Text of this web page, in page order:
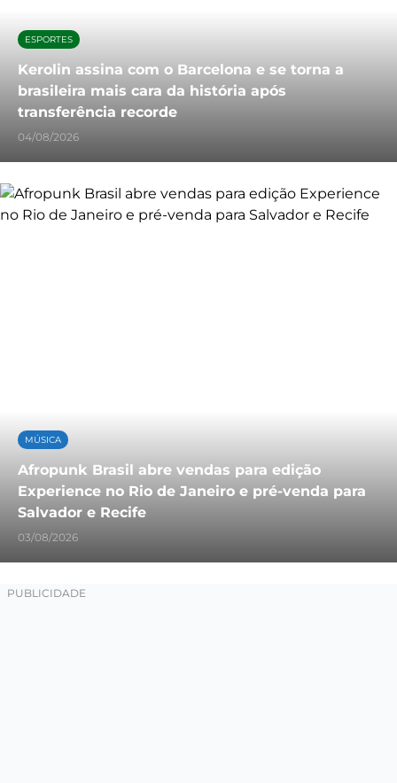
ESPORTES
Kerolin assina com o Barcelona e se torna a
brasileira mais cara da história após
transferência recorde
04/08/2026
MÚSICA
Afropunk Brasil abre vendas para edição
Experience no Rio de Janeiro e pré-venda para
Salvador e Recife
03/08/2026